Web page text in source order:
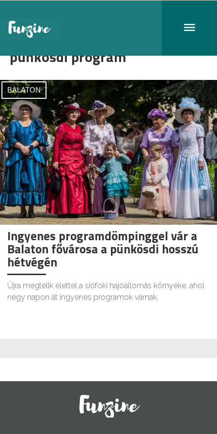
pünkösdi program
BALATON
Ingyenes programdömpinggel vár a
Balaton fővárosa a pünkösdi hosszú
hétvégén
Újra megtelik élettel a siófoki hajóállomás környéke, ahol
négy napon át ingyenes programok várnak.